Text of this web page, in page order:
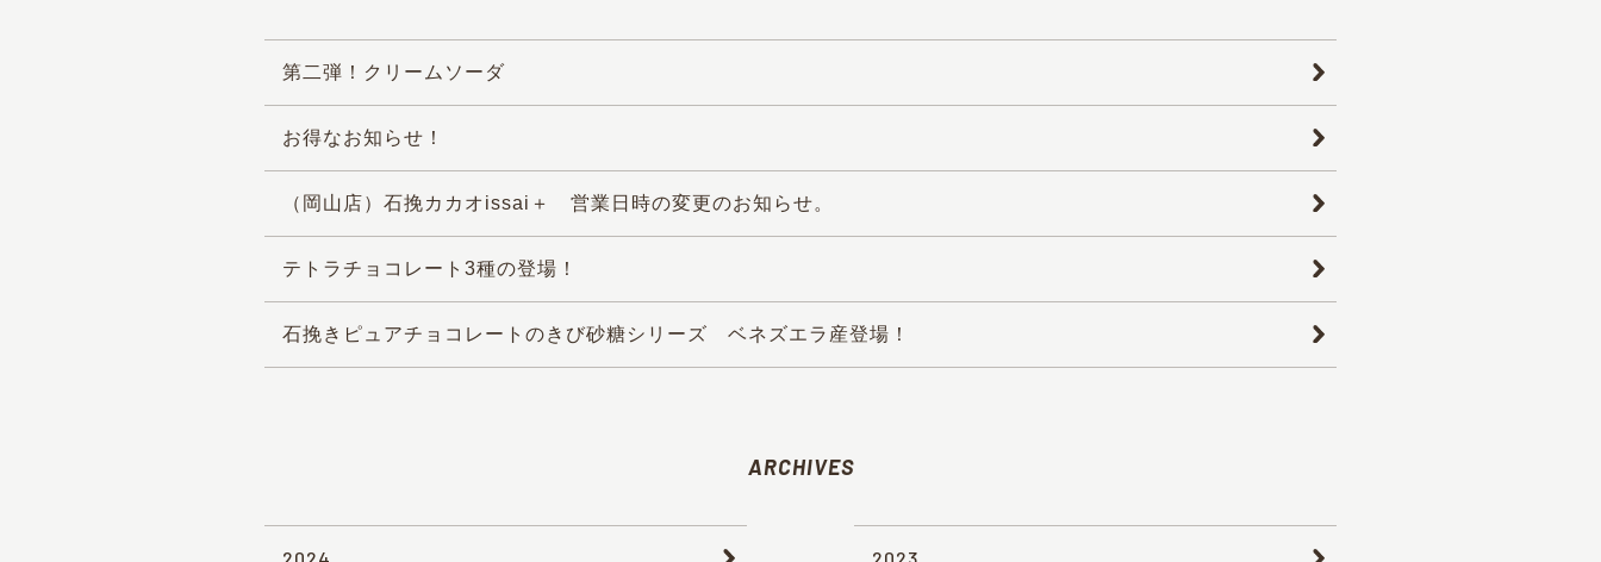
第二弾！クリームソーダ
お得なお知らせ！
（岡山店）石挽カカオissai＋ 営業日時の変更のお知らせ。
テトラチョコレート3種の登場！
石挽きピュアチョコレートのきび砂糖シリーズ ベネズエラ産登場！
ARCHIVES
2024 2023